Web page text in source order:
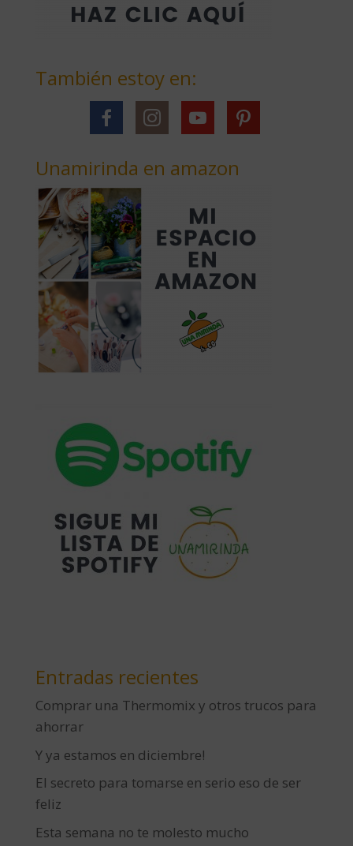
También estoy en:
Unamirinda en amazon
Entradas recientes
Comprar una Thermomix y otros trucos para
ahorrar
Y ya estamos en diciembre!
El secreto para tomarse en serio eso de ser
feliz
Esta semana no te molesto mucho